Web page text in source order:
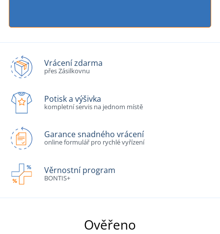
Vrácení zdarma
přes Zásilkovnu
Potisk a výšivka
kompletní servis na jednom místě
Garance snadného vrácení
online formulář pro rychlé vyřízení
Věrnostní program
BONTIS+
Ověřeno